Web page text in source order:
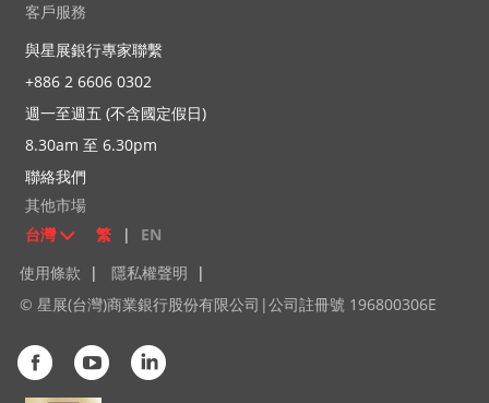
客戶服務
與星展銀行專家聯繫
+886 2 6606 0302
週一至週五 (不含國定假日)
8.30am 至 6.30pm
聯絡我們
其他市場
台灣
繁 |
EN
使用條款
| 隱私權聲明
|
© 星展(台灣)商業銀行股份有限公司|公司註冊號 196800306E